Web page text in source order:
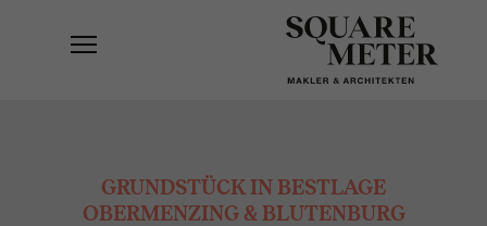
GRUNDSTÜCK IN BESTLAGE
OBERMENZING & BLUTENBURG